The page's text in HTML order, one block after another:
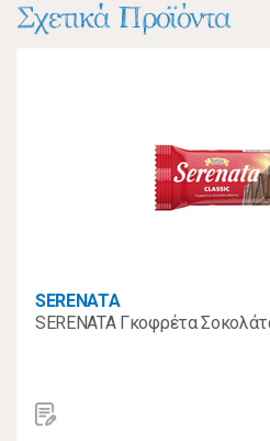
Σχετικά Προϊόντα
SERENATA
SERENATA Γκοφρέτα